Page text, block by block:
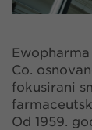
Co.
fokusirani
Od 1959.